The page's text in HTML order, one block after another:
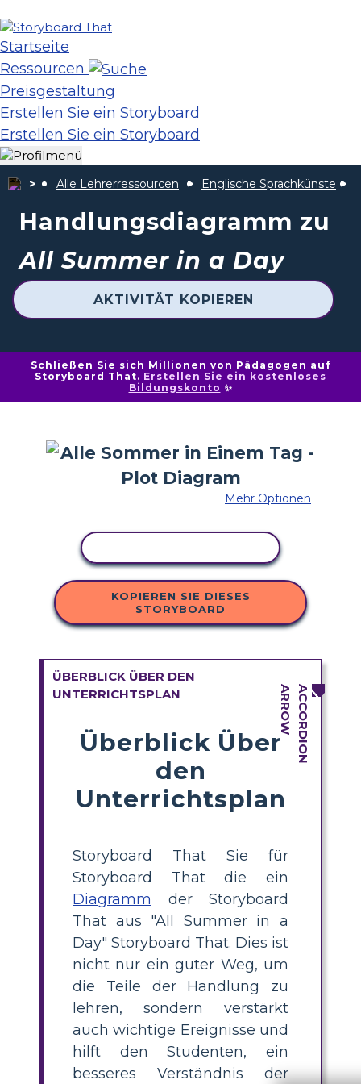
Startseite
Ressourcen
Preisgestaltung
Erstellen Sie ein Storyboard
Erstellen Sie ein Storyboard
Alle Lehrerressourcen Englische Sprachkünste
Handlungsdiagramm zu
All Summer in a Day
AKTIVITÄT KOPIEREN
Schließen Sie sich Millionen von Pädagogen auf
Storyboard That. Erstellen Sie ein kostenloses
Bildungskonto ✨
Mehr Optionen
KOPIEREN SIE DIESES
STORYBOARD
ÜBERBLICK ÜBER DEN
UNTERRICHTSPLAN
Überblick Über
den
Unterrichtsplan
Storyboard That Sie für
Storyboard That die ein
Diagramm der Storyboard
That aus "All Summer in a
Day" Storyboard That. Dies ist
nicht nur ein guter Weg, um
die Teile der Handlung zu
lehren, sondern verstärkt
auch wichtige Ereignisse und
hilft den Studenten, ein
besseres Verständnis der